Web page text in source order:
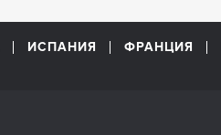
ИСПАНИЯ ФРАНЦИЯ